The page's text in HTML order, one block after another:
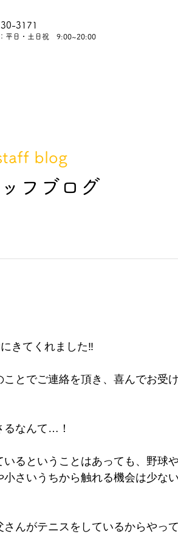
3171
平日・土日祝 9:00~20:00
きてくれました‼️
とでご連絡を頂き、喜んでお受
るなんて…！
るということはあっても、野球
さいうちから触れる機会は少な
んがテニスをしているからやっ
フブログ
blog